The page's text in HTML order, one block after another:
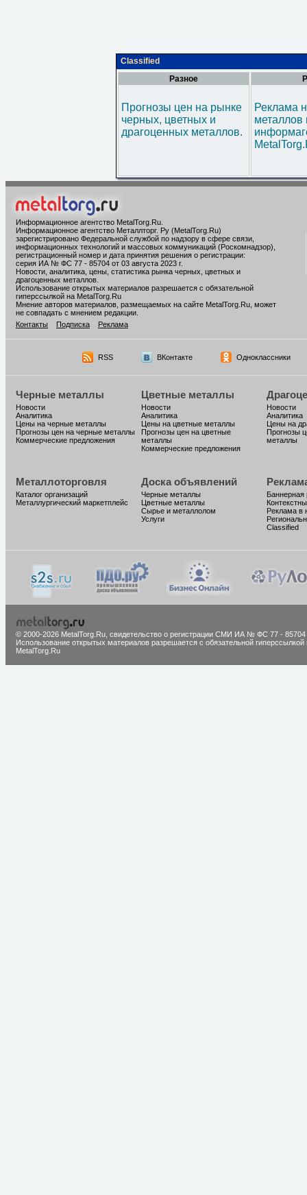
Classified
Разное
Прогнозы цен на рынке
черных, цветных и
драгоценных металлов.
Реклама
металлов
Информационное агентство MetalTorg.Ru
Информационное агентство Металлторг. Ру (MetalTorg.Ru)
зарегистрировано Федеральной службой по надзору в сфере связи,
информационных технологий и массовых коммуникаций (Роскомнадзор),
регистрационный номер и дата принятия решения о регистрации:
серия ИА № ФС 77 - 85704 от 03 августа 2023 г.
Новости, аналитика, цены, статистика рынка черных, цветных и
драгоценных металлов.
Использование открытых материалов разрешается с обязательной
гиперссылкой на MetalTorg.Ru
Мнение авторов материалов, размещаемых на сайте MetalTorg.Ru, может
не совпадать с мнением редакции.
Контакты
Подписка Реклама
RSS ВКонтакте Одноклассники
Черные металлы
Новости
Аналитика
Цены на черные металлы
Прогнозы цен на черные металлы
Коммерческие предложения
Цветные металлы
Новости
Аналитика
Цены на цветные металлы
Прогнозы цен на цветные
металлы
Коммерческие предложения
Новости
Аналитика
Цены на
Прогнозы
металлы
Металлоторговля
Каталог организаций
Металлургический маркетплейс
Доска объявлений
Черные металлы
Цветные металлы
Сырье и металлолом
Услуги
Баннерная
Реклама в
Classified
© 2000-2026 MetalTorg.Ru, cвидетельство о регистрации СМИ ИА № ФС 77 - 85704
Использование открытых материалов разрешается с обязательной гиперссылкой
MetalTorg.Ru